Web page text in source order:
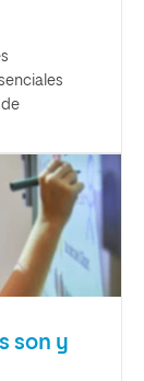
son y